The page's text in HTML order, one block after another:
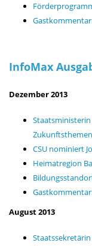
InfoMax
Dezember 2013
Zukunftsthemen
CSU nominiert
Heimatregion
August 2013